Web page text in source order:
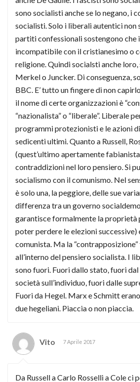
sono socialisti anche se lo negano, i
socialisti. Solo i liberali autentici non
partiti confessionali sostengono che
incompatibile con il cristianesimo o
religione. Quindi socialsti anche loro,
Merkel o Juncker. Di conseguenza,
BBC. E’ tutto un fingere di non
il nome di certe organizzazioni è
“nazionalista” o “liberale”. Liberale
programmi protezionisti e le azioni
sedicenti ultimi. Quanto a Russell,
(quest’ultimo apertamente
contraddizioni nel loro pensiero. Si
socialismo con il comunismo. Nel
è solo una, la peggiore, delle sue
differenza tra un governo
garantisce formalmente la proprietà
poter perdere le elezioni successive)
comunista. Ma la “contrapposizione”
all’interno del pensiero socialista. I
sono fuori. Fuori dallo stato, fuori
società sull’individuo, fuori dalle
Fuori da Hegel. Marx e Schmitt
due hegeliani. Piaccia o non piaccia.
Vito 7 Aprile 2017
Da Russell a Carlo Rosselli a Cole ci